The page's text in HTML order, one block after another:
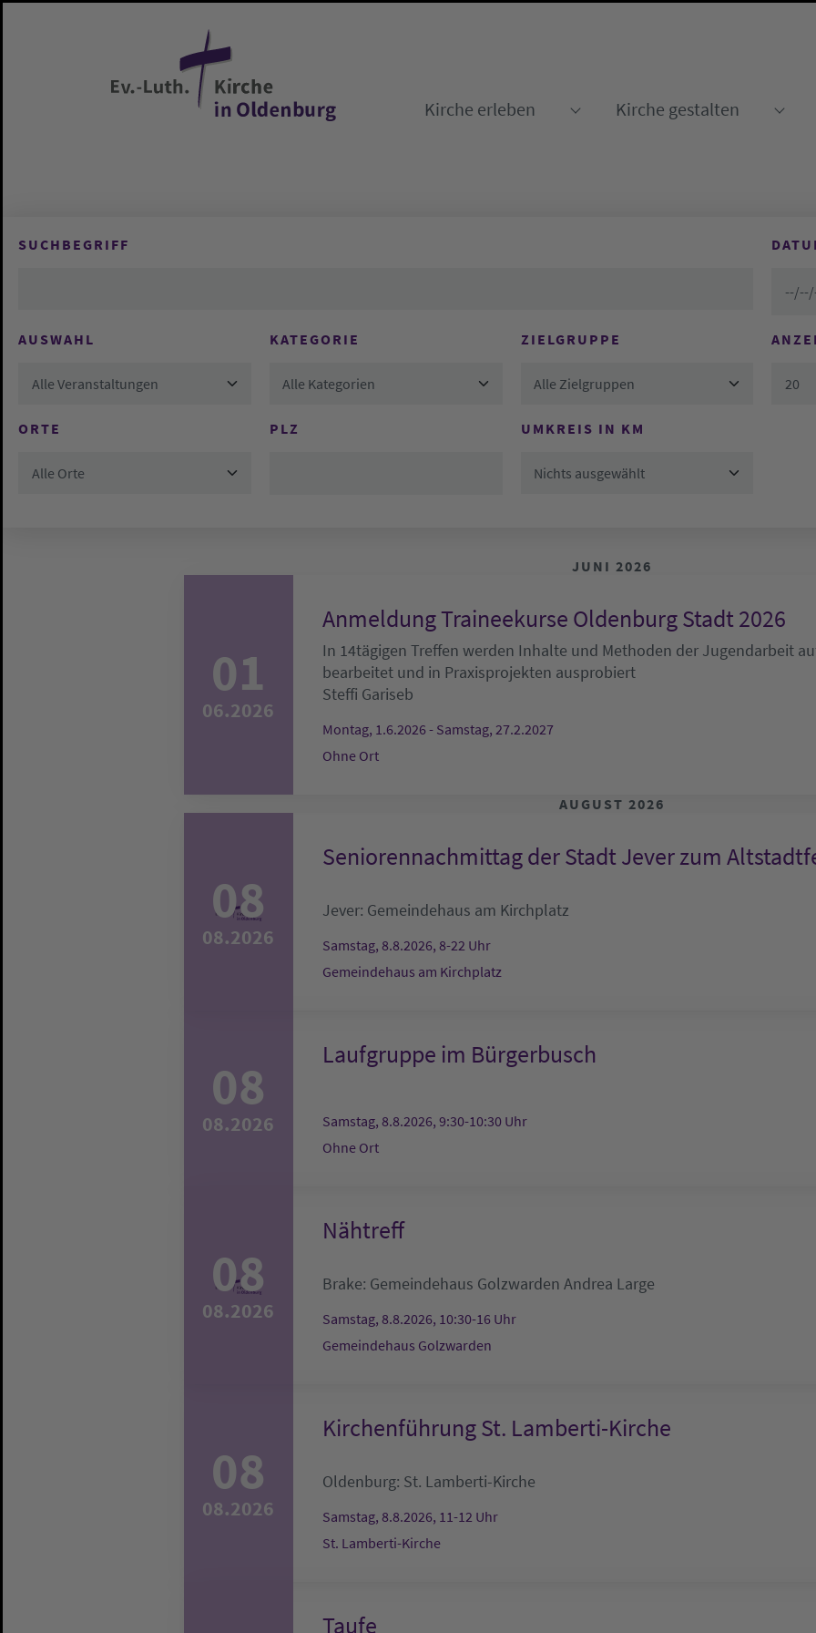
Kirche erleben
Kirche gestalten
SUCHBEGRIFF
AUSWAHL
Alle Veranstaltungen
KATEGORIE
Alle Kategorien
ZIELGRUPPE
Alle Zielgruppen 20
ORTE
Alle Orte
PLZ UMKREIS IN KM
Nichts ausgewählt
JUNI 2026
01
06.2026
Anmeldung Traineekurse Oldenburg Stadt 2026
In 14tägigen Treffen werden Inhalte und Methoden der Jugendarbeit
bearbeitet und in Praxisprojekten ausprobiert
Steffi Gariseb
Montag, 1.6.2026 - Samstag, 27.2.2027
Ohne Ort
AUGUST 2026
08
08.2026
Seniorennachmittag der Stadt Jever zum
Jever: Gemeindehaus am Kirchplatz
Samstag, 8.8.2026, 8-22 Uhr
Gemeindehaus am Kirchplatz
08
08.2026
Laufgruppe im Bürgerbusch
Samstag, 8.8.2026, 9:30-10:30 Uhr
Ohne Ort
08
08.2026
Nähtreff
Brake: Gemeindehaus Golzwarden Andrea Large
Samstag, 8.8.2026, 10:30-16 Uhr
Gemeindehaus Golzwarden
08
08.2026
Kirchenführung St. Lamberti-Kirche
Oldenburg: St. Lamberti-Kirche
Samstag, 8.8.2026, 11-12 Uhr
St. Lamberti-Kirche
Taufe